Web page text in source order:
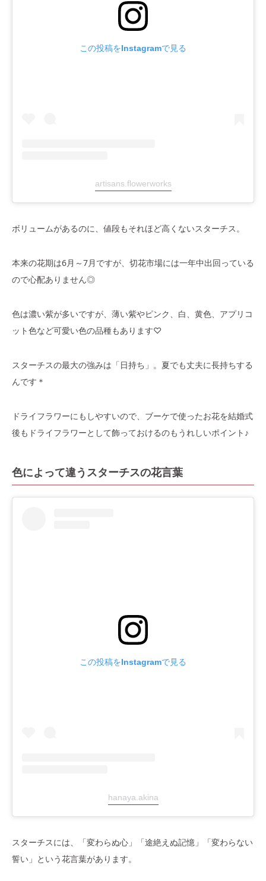
この投稿をInstagramで見る
artisans.flowerworks
ボリュームがあるのに、値段もそれほど高くないスターチス。
本来の花期は6月～7月ですが、切花市場には一年中出回っている
ので心配ありません◎
色は濃い紫が多いですが、薄い紫やピンク、白、黄色、アプリコ
ット色など可愛い色の品種もあります♡
スターチスの最大の強みは「日持ち」。夏でも丈夫に長持ちする
んです＊
ドライフラワーにもしやすいので、ブーケで使ったお花を結婚式
後もドライフラワーとして飾っておけるのもうれしいポイント♪
色によって違うスターチスの花言葉
この投稿をInstagramで見る
hanaya.akina
スターチスには、「変わらぬ心」「途絶えぬ記憶」「変わらない
誓い」という花言葉があります。